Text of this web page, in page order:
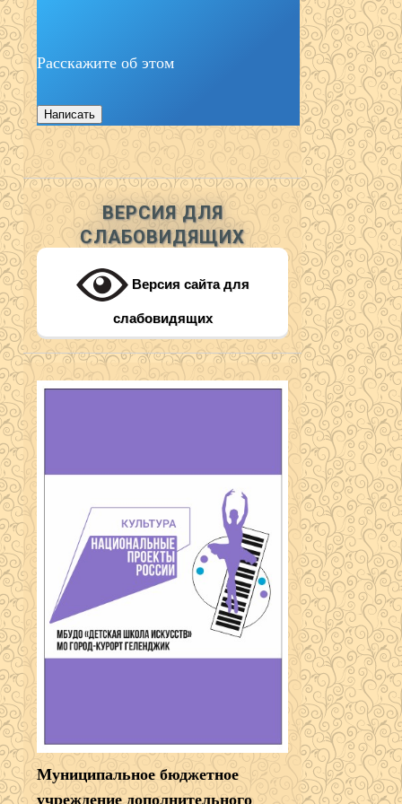
Расскажите об этом
Написать
ВЕРСИЯ ДЛЯ
СЛАБОВИДЯЩИХ
Версия сайта для
слабовидящих
Муниципальное бюджетное
учреждение дополнительного